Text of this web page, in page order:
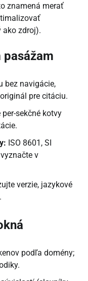
znamená merať
zdroj).
bez navigácie,
pre citáciu.
per-sekčné kotvy
ISO 8601, SI
v
verzie, jazykové
.
podľa domény;